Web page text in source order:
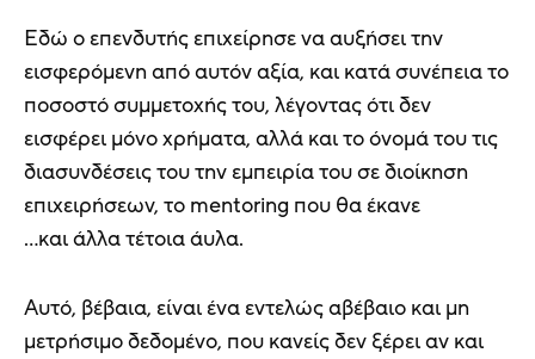
Εδώ ο επενδυτής επιχείρησε να αυξήσει την
εισφερόμενη από αυτόν αξία, και κατά συνέπεια το
ποσοστό συμμετοχής του, λέγοντας ότι δεν
εισφέρει μόνο χρήματα, αλλά και το όνομά του τις
διασυνδέσεις του την εμπειρία του σε διοίκηση
επιχειρήσεων, το mentoring που θα έκανε
…και άλλα τέτοια άυλα.
Αυτό, βέβαια, είναι ένα εντελώς αβέβαιο και μη
μετρήσιμο δεδομένο, που κανείς δεν ξέρει αν και